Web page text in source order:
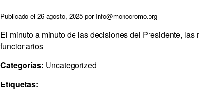
Publicado el 26 agosto, 2025 por Info@monocromo.org
El minuto a minuto de las decisiones del Presidente,
funcionarios
Categorías: Uncategorized
Etiquetas: